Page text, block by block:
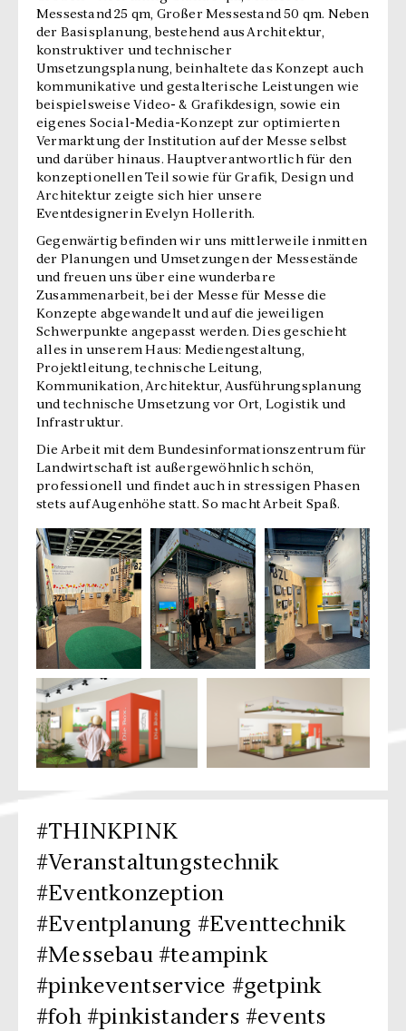
Messestand 25 qm, Großer Messestand 50 qm. Neben
der Basisplanung, bestehend aus Architektur,
konstruktiver und technischer
Umsetzungsplanung, beinhaltete das Konzept auch
kommunikative und gestalterische Leistungen wie
beispielsweise Video- & Grafikdesign, sowie ein
eigenes Social-Media-Konzept zur optimierten
Vermarktung der Institution auf der Messe selbst
und darüber hinaus. Hauptverantwortlich für den
konzeptionellen Teil sowie für Grafik, Design und
Architektur zeigte sich hier unsere
Eventdesignerin Evelyn Hollerith.
Gegenwärtig befinden wir uns mittlerweile inmitten
der Planungen und Umsetzungen der Messestände
und freuen uns über eine wunderbare
Zusammenarbeit, bei der Messe für Messe die
Konzepte abgewandelt und auf die jeweiligen
Schwerpunkte angepasst werden. Dies geschieht
alles in unserem Haus: Mediengestaltung,
Projektleitung, technische Leitung,
Kommunikation, Architektur, Ausführungsplanung
und technische Umsetzung vor Ort, Logistik und
Infrastruktur.
Die Arbeit mit dem Bundesinformationszentrum für
Landwirtschaft ist außergewöhnlich schön,
professionell und findet auch in stressigen Phasen
stets auf Augenhöhe statt. So macht Arbeit Spaß.
#THINKPINK
#Veranstaltungstechnik
#Eventkonzeption
#Eventplanung #Eventtechnik
#Messebau #teampink
#pinkeventservice #getpink
#foh #pinkistanders #events